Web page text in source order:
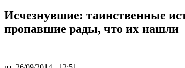
Исчезнувшие: таинственные
пропавшие рады, что их нашли